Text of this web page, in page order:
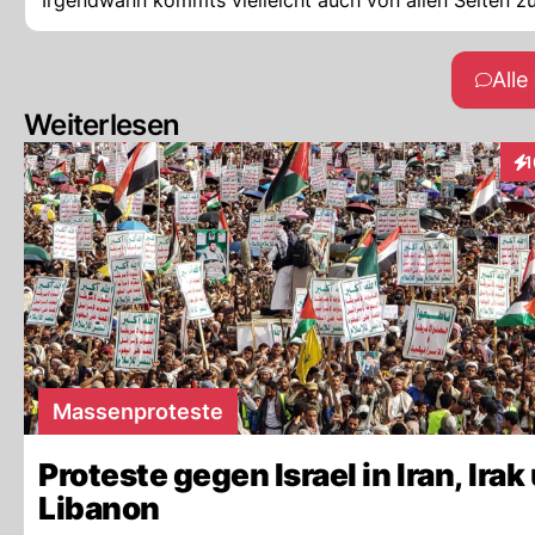
Weiterlesen
Massenproteste
Proteste gegen Israel in Iran, Irak
Libanon